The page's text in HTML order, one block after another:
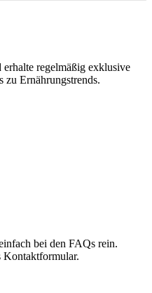
regelmäßig exklusive
zu Ernährungstrends.
bei den FAQs rein.
Kontaktformular.